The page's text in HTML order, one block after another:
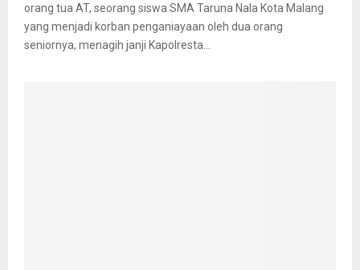
orang tua AT, seorang siswa SMA Taruna Nala Kota Malang
yang menjadi korban penganiayaan oleh dua orang
seniornya, menagih janji Kapolresta...